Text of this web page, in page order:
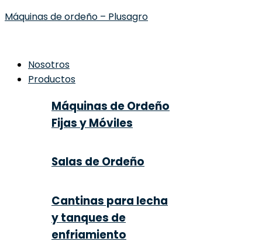
Máquinas de ordeño – Plusagro
Nosotros
Productos
Máquinas de Ordeño
Fijas y Móviles
Salas de Ordeño
Cantinas para lecha
y tanques de
enfriamiento